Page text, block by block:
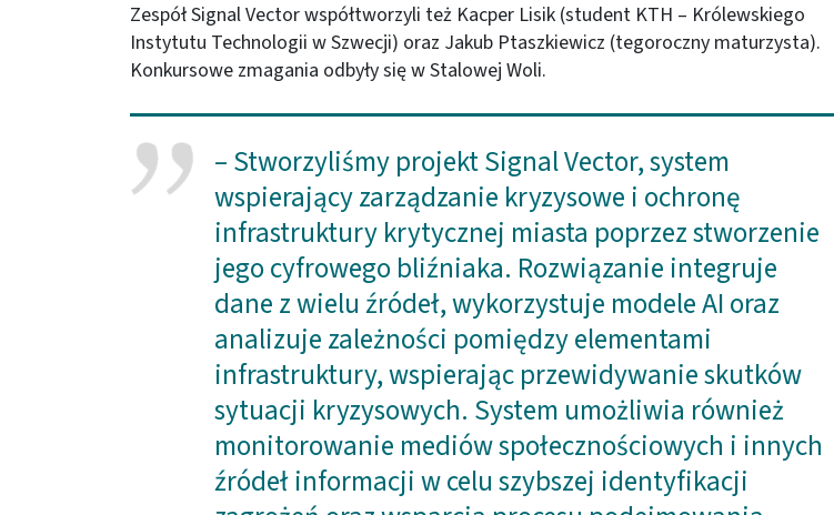
Zespół Signal Vector współtworzyli też Kacper Lisik (student KTH – Królewskiego
Instytutu Technologii w Szwecji) oraz Jakub Ptaszkiewicz (tegoroczny maturzysta).
Konkursowe zmagania odbyły się w Stalowej Woli.
– Stworzyliśmy projekt Signal Vector, system
wspierający zarządzanie kryzysowe i ochronę
infrastruktury krytycznej miasta poprzez stworzenie
jego cyfrowego bliźniaka. Rozwiązanie integruje
dane z wielu źródeł, wykorzystuje modele AI oraz
analizuje zależności pomiędzy elementami
infrastruktury, wspierając przewidywanie skutków
sytuacji kryzysowych. System umożliwia również
monitorowanie mediów społecznościowych i innych
źródeł informacji w celu szybszej identyfikacji